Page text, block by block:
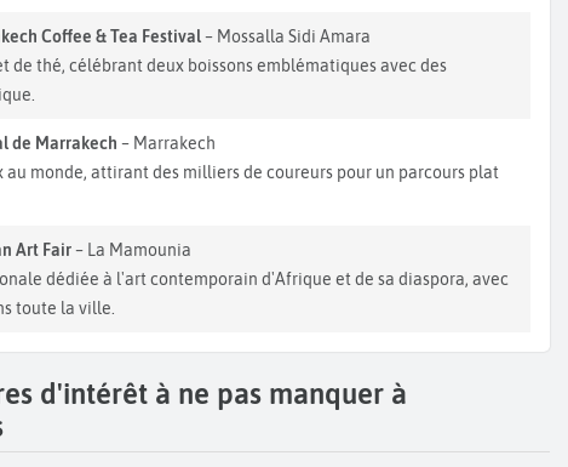
Coffee & Tea Festival– Mossalla Sidi Amara
de thé, célébrant deux boissons emblématiques avec des
de Marrakech – Marrakech
au monde, attirant des milliers de coureurs pour un parcours plat
Art Fair– La Mamounia
dédiée à l'art contemporain d'Afrique et de sa diaspora, avec
toute la ville.
d'intérêt à ne pas manquer à